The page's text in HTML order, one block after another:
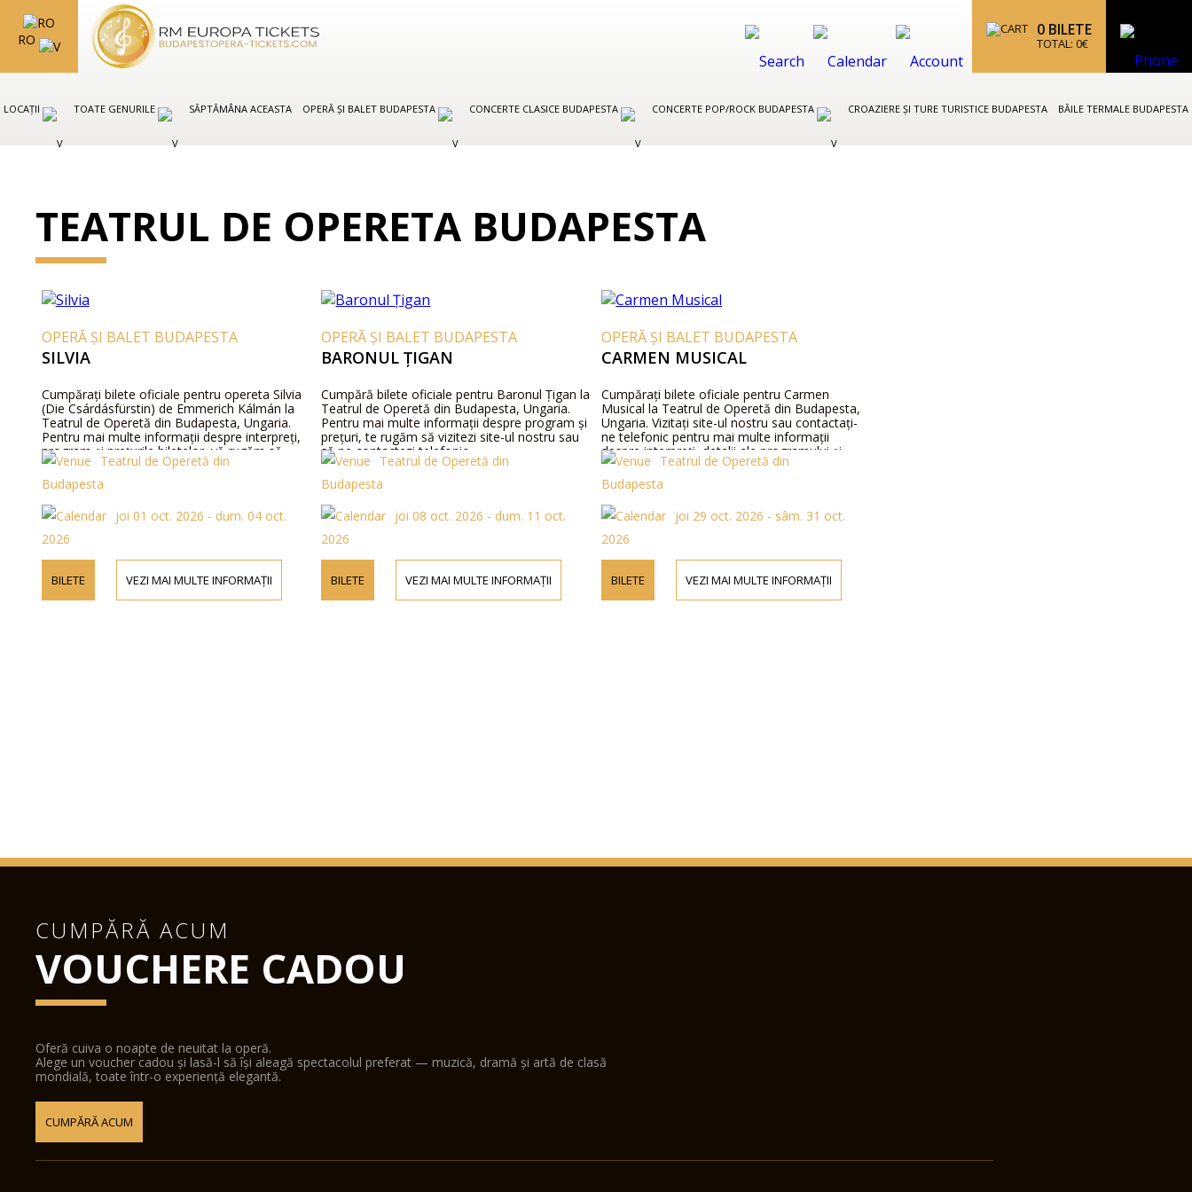
RO
0 BILETE
TOTAL: 0€
LOCAȚII TOATE GENURILE SĂPTĂMÂNA ACEASTA OPERĂ ȘI BALET BUDAPESTA CONCERTE CLASICE BUDAPESTA CONCERTE POP/ROCK BUDAPESTA CROAZIERE ȘI TURE TURISTICE BUDAPESTA BĂILE TERMALE BUDAPESTA
TEATRUL DE OPERETA BUDAPESTA
OPERĂ ȘI BALET BUDAPESTA
SILVIA
Cumpărați bilete oficiale pentru opereta Silvia
(Die Csárdásfürstin) de Emmerich Kálmán la
Teatrul de Operetă din Budapesta, Ungaria.
Pentru mai multe informații despre interpreți,
program și prețurile biletelor, vă rugăm să
vizitați site-ul nostru web sau să ne contactați
telefonic.
Teatrul de Operetă din
Budapesta
joi 01 oct. 2026 - dum. 04 oct.
2026
BILETE VEZI MAI MULTE INFORMAȚII
OPERĂ ȘI BALET BUDAPESTA
BARONUL ȚIGAN
Cumpără bilete oficiale pentru Baronul Țigan la
Teatrul de Operetă din Budapesta, Ungaria.
Pentru mai multe informații despre program și
prețuri, te rugăm să vizitezi site-ul nostru sau
să ne contactezi telefonic.
Teatrul de Operetă din
Budapesta
joi 08 oct. 2026 - dum. 11 oct.
2026
BILETE VEZI MAI MULTE INFORMAȚII
OPERĂ ȘI BALET BUDAPESTA
CARMEN MUSICAL
Cumpărați bilete oficiale pentru Carmen
Musical la Teatrul de Operetă din Budapesta,
Ungaria. Vizitați site-ul nostru sau contactați-
ne telefonic pentru mai multe informații
despre interpreți, detalii ale programului și
prețurile biletelor.Teatrul de Operetă din
Budapesta
joi 29 oct. 2026 - sâm. 31 oct.
2026
BILETE VEZI MAI MULTE INFORMAȚII
CUMPĂRĂ ACUM
VOUCHERE CADOU
Oferă cuiva o noapte de neuitat la operă.
Alege un voucher cadou și lasă-l să își aleagă spectacolul preferat — muzică, dramă și artă de clasă
mondială, toate într-o experiență elegantă.
CUMPĂRĂ ACUM